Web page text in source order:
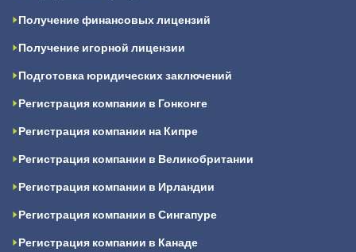
Получение финансовых лицензий
Получение игорной лицензии
Подготовка юридических заключений
Регистрация компании в Гонконге
Регистрация компании на Кипре
Регистрация компании в Великобритании
Регистрация компании в Ирландии
Регистрация компании в Сингапуре
Регистрация компании в Канаде